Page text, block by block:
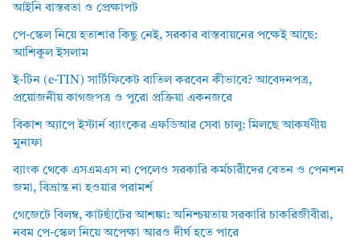
আইনি বাস্তবতা ও প্রেক্ষাপট
পে-স্কেল নিয়ে হতাশার কিছু নেই, সরকার বাস্তবায়নের পক্ষেই আছে:
আশিকুল ইসলাম
ই-টিন (e-TIN) সার্টিফিকেট বাতিল করবেন কীভাবে? আবেদনপত্র,
প্রয়োজনীয় কাগজপত্র ও পুরো প্রক্রিয়া একনজরে
বিকাশ অ্যাপে ইস্টার্ন ব্যাংকের এফডিআর সেবা চালু: মিলছে আকর্ষণীয়
মুনাফা
ব্যাংক থেকে এসএমএস না পেলেও সরকারি কর্মচারীদের বেতন ও পেনশন
জমা, বিভ্রান্ত না হওয়ার পরামর্শ
গেজেটে বিলম্ব, কাটছাঁটের আশঙ্কা: অনিশ্চয়তায় সরকারি চাকরিজীবীরা,
নবম পে-স্কেল নিয়ে অপেক্ষা আরও দীর্ঘ হতে পারে